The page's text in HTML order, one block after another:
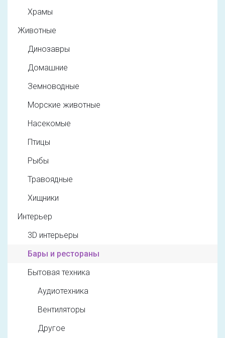
Храмы
Животные
Динозавры
Домашние
Земноводные
Морские животные
Насекомые
Птицы
Рыбы
Травоядные
Хищники
Интерьер
3D интерьеры
Бары и рестораны
Бытовая техника
Аудиотехника
Вентиляторы
Другое